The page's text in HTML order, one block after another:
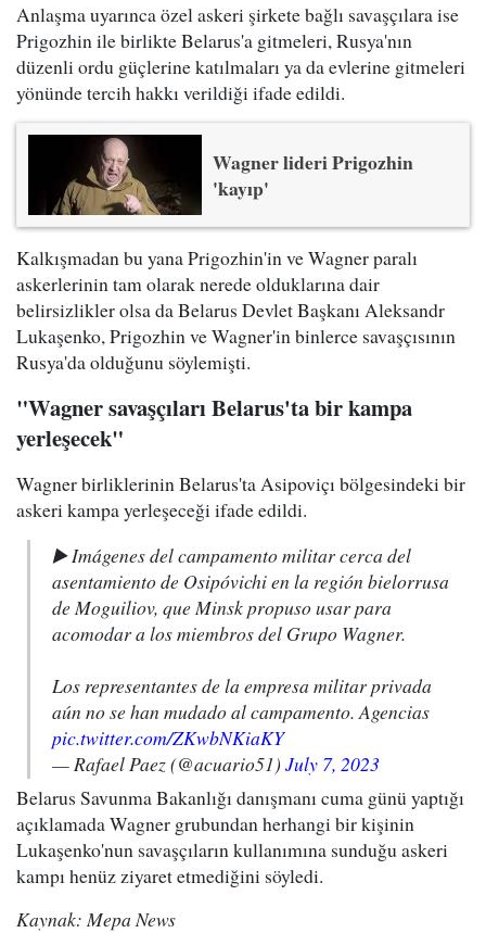
Anlaşma uyarınca özel askeri şirkete bağlı savaşçılara ise
Prigozhin ile birlikte Belarus'a gitmeleri, Rusya'nın
düzenli ordu güçlerine katılmaları ya da evlerine gitmeleri
yönünde tercih hakkı verildiği ifade edildi.
Wagner lideri Prigozhin
'kayıp'
Kalkışmadan bu yana Prigozhin'in ve Wagner paralı
askerlerinin tam olarak nerede olduklarına dair
belirsizlikler olsa da Belarus Devlet Başkanı Aleksandr
Lukaşenko, Prigozhin ve Wagner'in binlerce savaşçısının
Rusya'da olduğunu söylemişti.
"Wagner savaşçıları Belarus'ta bir kampa
yerleşecek"
Wagner birliklerinin Belarus'taAsipoviçıbölgesindeki bir
askeri kampa yerleşeceği ifade edildi.
▶️ Imágenes del campamento militar cerca del
asentamiento de Osipóvichi en la región bielorrusa
de Moguiliov, que Minsk propuso usar para
acomodar a los miembros del Grupo Wagner.
Los representantes de la empresa militar privada
aún no se han mudado al campamento. Agencias
pic.twitter.com/ZKwbNKiaKY
— Rafael Paez (@acuario51) July 7, 2023
Belarus Savunma Bakanlığı danışmanı cuma günü yaptığı
açıklamada Wagner grubundan herhangi bir kişinin
Lukaşenko'nun savaşçıların kullanımına sunduğu askeri
kampı henüz ziyaret etmediğini söyledi.
Kaynak: Mepa News